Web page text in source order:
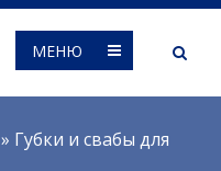
МЕНЮ
» Губки и свабы для